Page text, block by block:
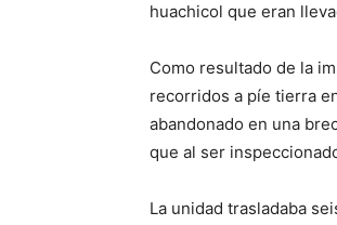
huachicol que eran
Como resultado de la
recorridos a píe tierra
abandonado en una
que al ser
La unidad trasladaba